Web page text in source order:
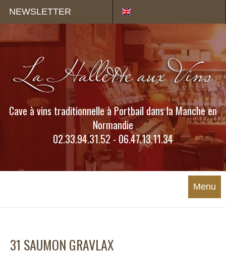
NEWSLETTER
Cave à vins traditionnelle à Portbail dans la Manche en
Normandie
02.33.94.31.52 - 06.47.13.11.34
Menu
31 SAUMON GRAVLAX
Panneau de gestion des cookies